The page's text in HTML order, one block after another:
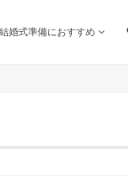
結婚式準備におすすめ